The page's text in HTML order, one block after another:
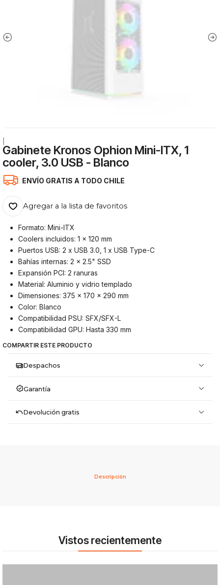
Gabinete Kronos Ophion Mini-ITX, 1
cooler, 3.0 USB - Blanco
ENVÍO GRATIS A TODO CHILE
Agregar a la lista de favoritos
Formato: Mini-ITX
Coolers incluidos: 1 x 120 mm
Puertos USB: 2 x USB 3.0, 1 x USB Type-C
Bahías internas: 2 x 2.5" SSD
Expansión PCI: 2 ranuras
Material: Aluminio y vidrio templado
Dimensiones: 375 x 170 x 290 mm
Color: Blanco
Compatibilidad PSU: SFX/SFX-L
Compatibilidad GPU: Hasta 330 mm
COMPARTIR ESTE PRODUCTO
Despachos
Garantía
Devolución gratis
Descripción
Vistos recientemente